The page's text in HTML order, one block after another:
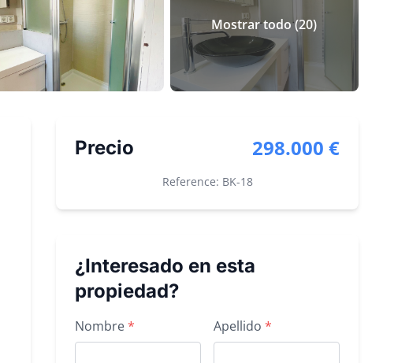
Mostrar todo(20)
Precio 298.000 €
Reference: BK-18
¿Interesado en esta
propiedad?
Property inquiry form
Nombre* Apellido *